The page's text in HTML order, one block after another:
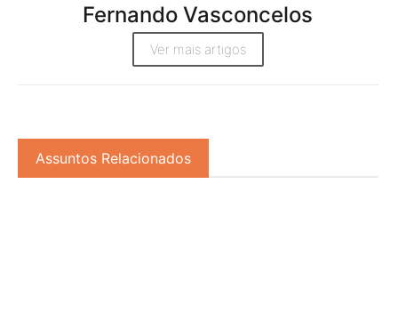
Fernando Vasconcelos
Ver mais artigos
Assuntos Relacionados